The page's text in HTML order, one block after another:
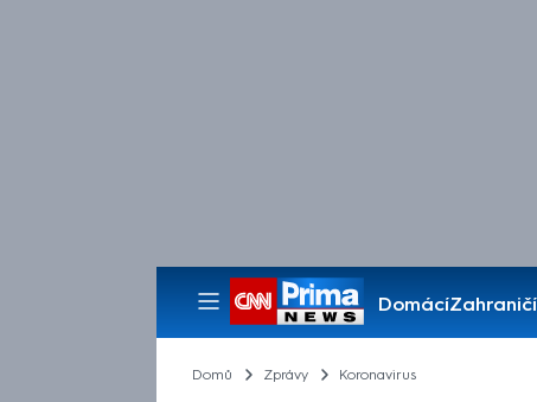
DomácíZahraničí
Pořady
Domů Zprávy Koronavirus